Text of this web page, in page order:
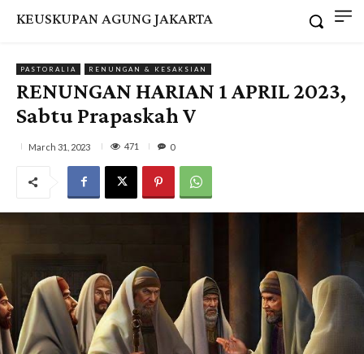
KEUSKUPAN AGUNG JAKARTA
PASTORALIA RENUNGAN & KESAKSIAN
RENUNGAN HARIAN 1 APRIL 2023,
Sabtu Prapaskah V
March 31, 2023 471 0